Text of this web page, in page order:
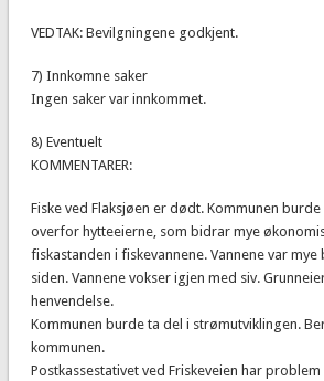
VEDTAK: Bevilgningene godkjent.
7) Innkomne saker
Ingen saker var innkommet.
8) Eventuelt
KOMMENTARER:
Fiske ved Flaksjøen er dødt. Kommunen
overfor hytteeierne, som bidrar mye
fiskastanden i fiskevannene. Vannene var
siden. Vannene vokser igjen med siv.
henvendelse.
Kommunen burde ta del i strømutviklingen.
kommunen.
Postkassestativet ved Friskeveien har